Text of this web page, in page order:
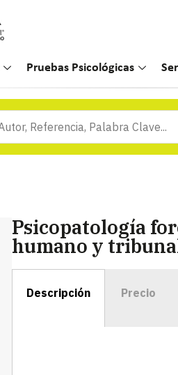
Pruebas Psicológicas
Psicopatología
humano y
Descripción Precio